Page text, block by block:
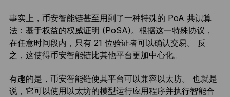
事实上，币安智能链甚至用到了一种特殊的 PoA 共识算
法：基于权益的权威证明 (PoSA)。根据这一特殊协议，
在任意时间段内，只有 21 位验证者可以确认交易。 反
之，这使得币安智能链比其他平台更加中心化。
有趣的是，币安智能链使其平台可以兼容以太坊。 也就是
说，它可以使用以太坊的模型运行应用程序并执行智能合